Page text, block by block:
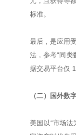
标准。
最后，是应用
法，参考“同类
据交易平台仅
（二）国外数
美国以“市场